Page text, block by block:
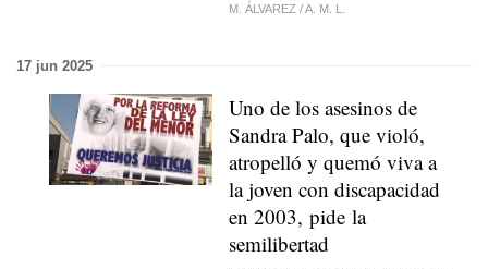
M. ÁLVAREZ /A. M. L.
17 jun 2025
Uno de los asesinos de
Sandra Palo, que violó,
atropelló y quemó viva a
la joven con discapacidad
en 2003, pide la
semilibertad